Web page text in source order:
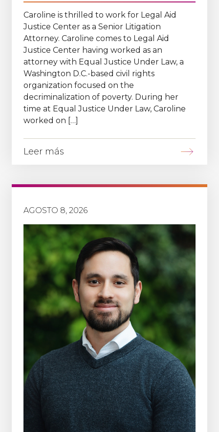
Caroline is thrilled to work for Legal Aid
Justice Center as a Senior Litigation
Attorney. Caroline comes to Legal Aid
Justice Center having worked as an
attorney with Equal Justice Under Law, a
Washington D.C.-based civil rights
organization focused on the
decriminalization of poverty. During her
time at Equal Justice Under Law, Caroline
worked on […]
Leer más
AGOSTO 8, 2026